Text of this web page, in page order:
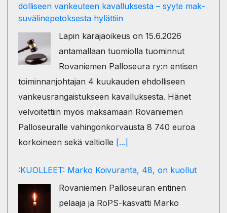
dol­li­seen van­keu­teen ka­val­luk­ses­ta – syyte mak­
su­vä­li­ne­pe­tok­ses­ta hy­lät­tiin
Lapin käräjäoikeus on 15.6.2026
antamallaan tuomiolla tuominnut
Rovaniemen Palloseura ry:n entisen
toiminnanjohtajan 4 kuukauden ehdolliseen
vankeusrangaistukseen kavalluksesta. Hänet
velvoitettiin myös maksamaan Rovaniemen
Palloseuralle vahingonkorvausta 8 740 euroa
korkoineen sekä valtiolle [...]
:KUOLLEET: Marko Koivuranta, 48, on kuollut
Rovaniemen Palloseuran entinen
pelaaja ja RoPS-kasvatti Marko